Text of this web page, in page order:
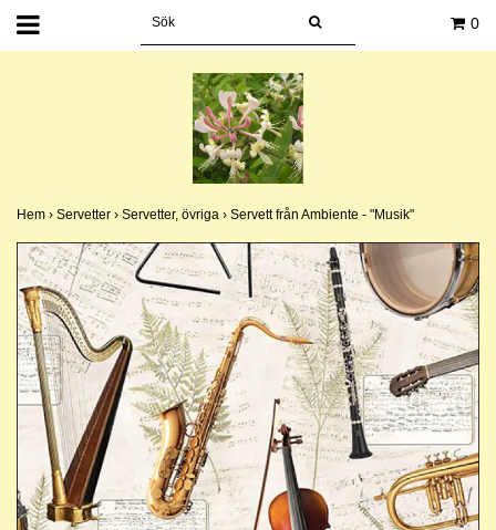
0
Hem › Servetter › Servetter, övriga › Servett från Ambiente - "Musik"